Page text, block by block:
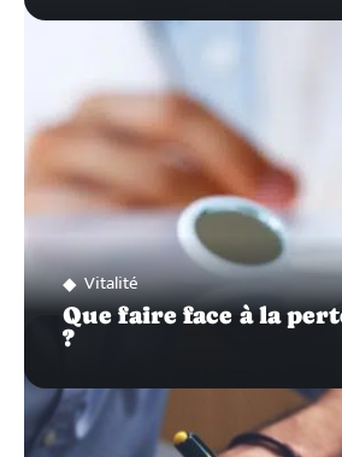
Vitalité
Que faire face à la
?